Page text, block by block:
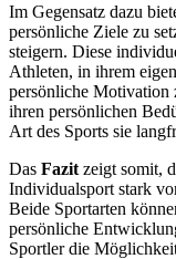
Im Gegensatz dazu
persönliche Ziele zu
steigern. Diese
Athleten, in ihrem
persönliche Motivation
ihren persönlichen
Art des Sports sie
Das Fazit zeigt somit,
Individualsport stark
Beide Sportarten
persönliche
Sportler die